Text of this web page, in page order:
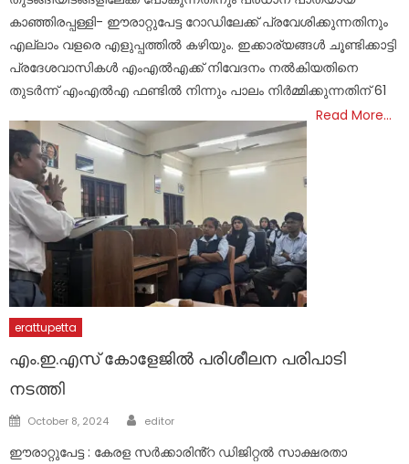
കാഞ്ഞിരപ്പള്ളി- ഈരാറ്റുപേട്ട റോഡിലേക്ക് പ്രവേശിക്കുന്നതിനും
എല്ലാം വളരെ എളുപ്പത്തിൽ കഴിയും. ഇക്കാര്യങ്ങൾ ചൂണ്ടിക്കാട്ടി
പ്രദേശവാസികൾ എംഎൽഎക്ക് നിവേദനം നൽകിയതിനെ
തുടർന്ന് എംഎൽഎ ഫണ്ടിൽ നിന്നും പാലം നിർമ്മിക്കുന്നതിന് 61
Read More…
erattupetta
എം.ഇ.എസ് കോളേജിൽ പരിശീലന പരിപാടി
നടത്തി
Posted
October 8, 2024 Author
editor
ഈരാറ്റുപേട്ട : കേരള സർക്കാരിൻ്റ ഡിജിറ്റൽ സാക്ഷരതാ